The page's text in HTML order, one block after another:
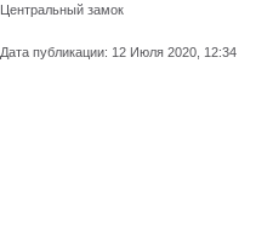
Центральный замок
Дата публикации: 12 Июля 2020, 12:34